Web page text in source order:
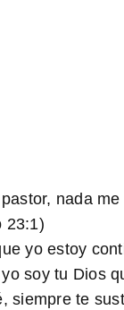
nada
23:1)
yo estoy
soy tu Dios
siempre te